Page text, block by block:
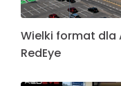
Wielki format dla
RedEye